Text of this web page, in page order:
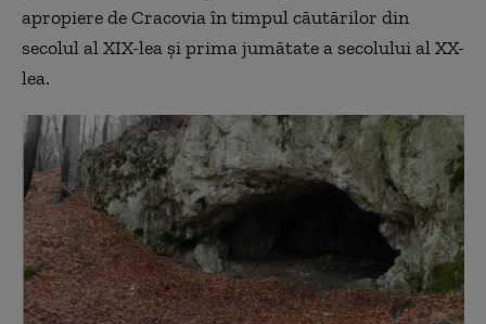
apropiere de Cracovia în timpul căutărilor din
secolul al XIX-lea și prima jumătate a secolului al XX-
lea.